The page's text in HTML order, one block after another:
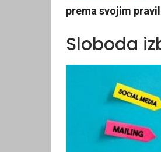
prema svojim
Sloboda